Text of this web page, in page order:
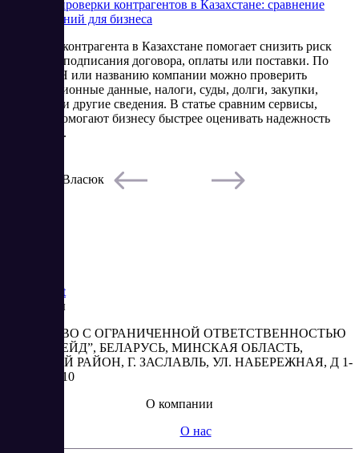
Сервисы проверки контрагентов в Казахстане: сравнение
SaaS-решений для бизнеса
Проверка контрагента в Казахстане помогает снизить риск
сделки до подписания договора, оплаты или поставки. По
БИН, ИИН или названию компании можно проверить
регистрационные данные, налоги, суды, долги, закупки,
лицензии и другие сведения. В статье сравним сервисы,
которые помогают бизнесу быстрее оценивать надежность
партнеров.
Елена Власюк
Market
Реквизиты
ОБЩЕСТВО С ОГРАНИЧЕННОЙ ОТВЕТСТВЕННОСТЬЮ
“АБЕСТРЕЙД”, БЕЛАРУСЬ, МИНСКАЯ ОБЛАСТЬ,
МИНСКИЙ РАЙОН, Г. ЗАСЛАВЛЬ, УЛ. НАБЕРЕЖНАЯ, Д 1-
2, КОМ. 310
О компании
О нас